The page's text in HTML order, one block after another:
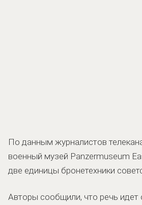
По данным журналистов
военный музей Panzermuseum
две единицы бронетехники
Авторы сообщили, что речь